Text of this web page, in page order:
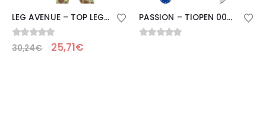
LEG AVENUE – TOP LEGGINS HARDCORE VERDE
0Su 5
30,24€ 25,71€
PASSION – TIOPEN 006 COLLANT BIANCO 1/2 30 DEN